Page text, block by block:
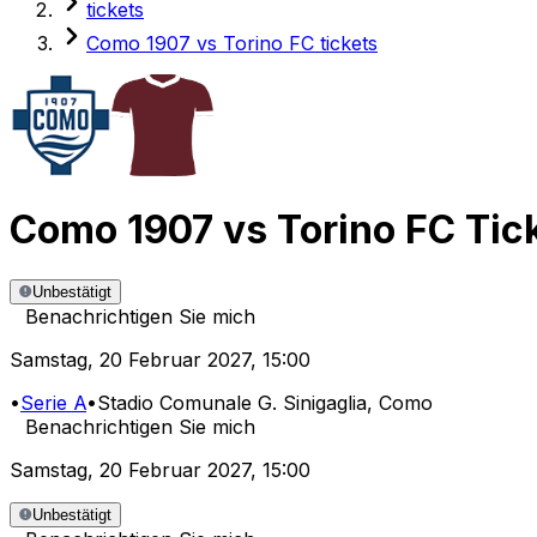
tickets
Como 1907 vs Torino FC tickets
Como 1907 vs Torino FC
Unbestätigt
Benachrichtigen Sie mich
Samstag, 20 Februar 2027, 15:00
•Serie A•Stadio Comunale G. Sinigaglia, Como
Benachrichtigen Sie mich
Samstag, 20 Februar 2027, 15:00
Unbestätigt